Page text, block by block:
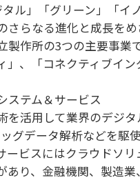
タル」「グリーン」「
さらなる進化と成長をめ
製作所の3つの主要事業
」、「コネクティブイン
ステム＆サービス
を活用して業界のデジ
グデータ解析などを駆
ービスにはクラウドソ
あり、金融機関、製造